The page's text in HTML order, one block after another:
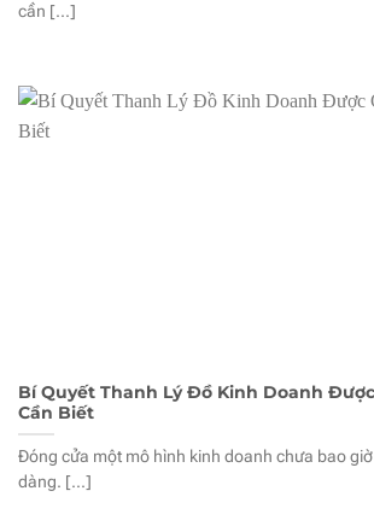
cần [...]
Bí Quyết Thanh Lý Đồ Kinh Doanh
Cần Biết
Đóng cửa một mô hình kinh doanh chưa bao
dàng. [...]